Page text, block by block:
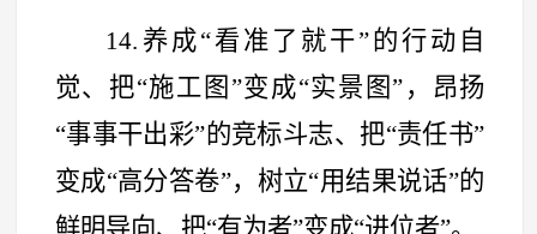
14.养成“看准了就干”的行动自
觉、把“施工图 ”变成“实景图” ，昂扬
“事事干出彩”的竞标斗志、把“责任书”
变成“高分答卷”，树立“用结果说话”的
鲜明导向、把“有为者”变成“进位者”。